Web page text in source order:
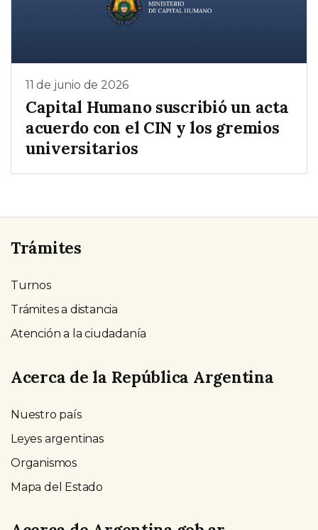
11 de junio de 2026
Capital Humano suscribió un acta
acuerdo con el CIN y los gremios
universitarios
Trámites
Turnos
Trámites a distancia
Atención a la ciudadanía
Acerca de la República Argentina
Nuestro país
Leyes argentinas
Organismos
Mapa del Estado